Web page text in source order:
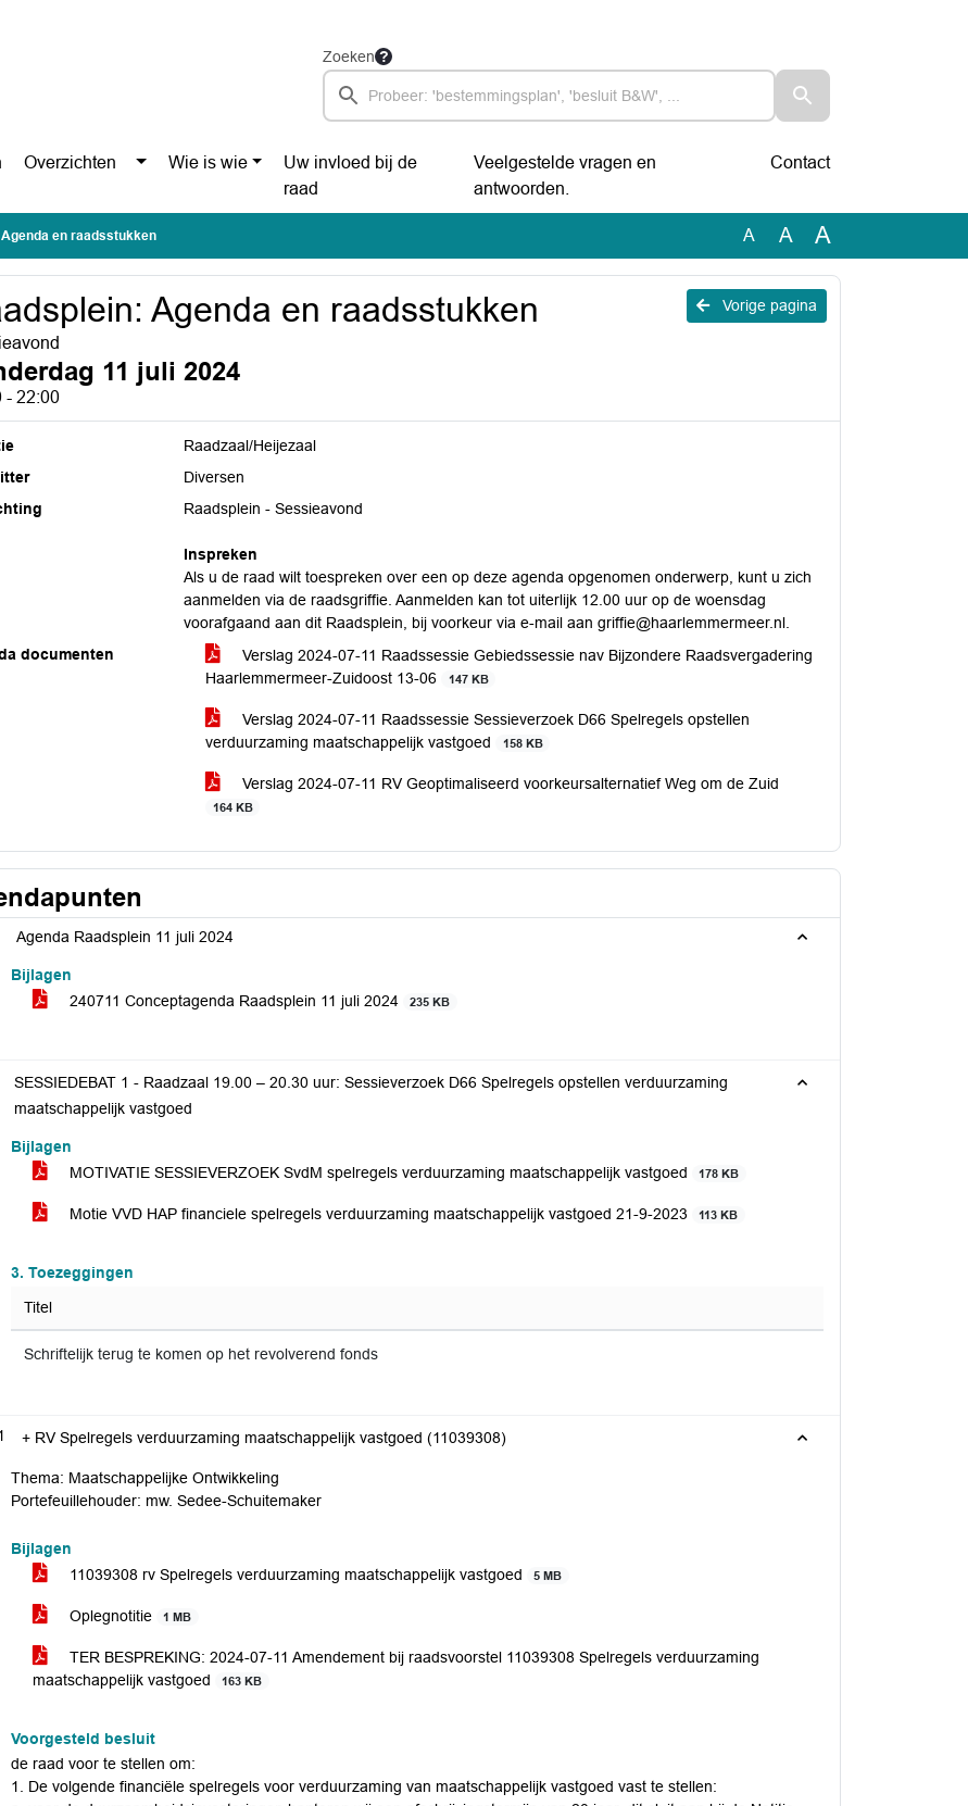
Zoeken
Overzichten Wie is wie
Uw invloed bij de
raad
Veelgestelde vragen en
antwoorden.
Contact
en raadsstukken A A A
Vorige pagina
Agenda en raadsstukken
11 juli 2024
- 22:00
Raadzaal/Heijezaal
Diversen
Raadsplein - Sessieavond
Inspreken
Als u de raad wilt toespreken over een op deze agenda opgenomen onderwerp, kunt u zich
aanmelden via de raadsgriffie. Aanmelden kan tot uiterlijk 12.00 uur op de woensdag
voorafgaand aan dit Raadsplein, bij voorkeur via e-mail aan griffie@haarlemmermeer.nl.
documenten
Verslag 2024-07-11 Raadssessie Gebiedssessie nav Bijzondere Raadsvergadering
Haarlemmermeer-Zuidoost 13-06
147 KB
Verslag 2024-07-11 Raadssessie Sessieverzoek D66 Spelregels opstellen
verduurzaming maatschappelijk vastgoed
158 KB
Verslag 2024-07-11 RV Geoptimaliseerd voorkeursalternatief Weg om de Zuid
164 KB
Agenda Raadsplein 11 juli 2024
Bijlagen
240711 Conceptagenda Raadsplein 11 juli 2024
235 KB
SESSIEDEBAT 1 - Raadzaal 19.00 – 20.30 uur: Sessieverzoek D66 Spelregels opstellen verduurzaming
maatschappelijk vastgoed
Bijlagen
MOTIVATIE SESSIEVERZOEK SvdM spelregels verduurzaming maatschappelijk vastgoed
178 KB
Motie VVD HAP financiele spelregels verduurzaming maatschappelijk vastgoed 21-9-2023 113 KB
3. Toezeggingen
Titel
Schriftelijk terug te komen op het revolverend fonds
+ RV Spelregels verduurzaming maatschappelijk vastgoed (11039308)
Thema: Maatschappelijke Ontwikkeling
Portefeuillehouder: mw. Sedee-Schuitemaker
Bijlagen
11039308 rv Spelregels verduurzaming maatschappelijk vastgoed
5 MB
Oplegnotitie 1 MB
TER BESPREKING: 2024-07-11 Amendement bij raadsvoorstel 11039308 Spelregels verduurzaming
maatschappelijk vastgoed
163 KB
Voorgesteld besluit
de raad voor te stellen om:
1. De volgende financiële spelregels voor verduurzaming van maatschappelijk vastgoed vast te stellen: